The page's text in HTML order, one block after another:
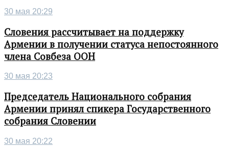
30 мая 20:29
Словения рассчитывает на поддержку
Армении в получении статуса непостоянного
члена Совбеза ООН
30 мая 20:23
Председатель Национального собрания
Армении принял спикера Государственного
собрания Словении
30 мая 20:22